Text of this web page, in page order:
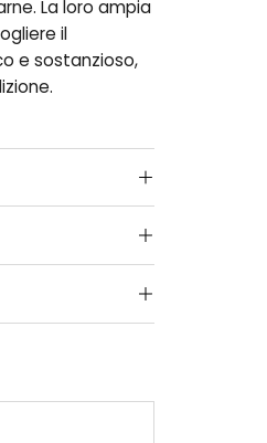
La loro ampia
il
e sostanzioso,